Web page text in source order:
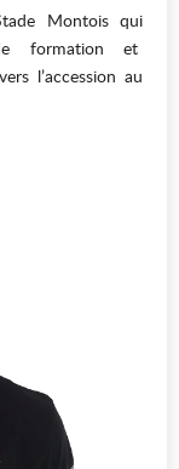
Montois qui
formation et
l’accession au